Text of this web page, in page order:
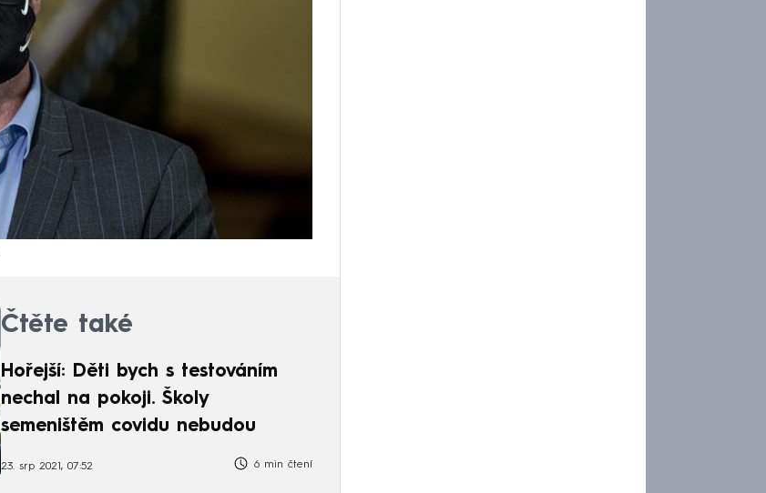
Čtěte také
Hořejší: Děti bych s testováním
nechal na pokoji. Školy
semeništěm covidu nebudou
23. srp 2021, 07:52 6 min čtení